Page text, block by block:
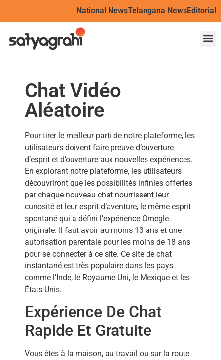
National NewsTelangana NewsEditorial
Chat Vidéo
Aléatoire
Pour tirer le meilleur parti de notre plateforme, les
utilisateurs doivent faire preuve d’ouverture
d’esprit et d’ouverture aux nouvelles expériences.
En explorant notre plateforme, les utilisateurs
découvriront que les possibilités infinies offertes
par chaque nouveau chat nourrissent leur
curiosité et leur esprit d’aventure, le même esprit
spontané qui a défini l’expérience Omegle
originale. Il faut avoir au moins 13 ans et une
autorisation parentale pour les moins de 18 ans
pour se connecter à ce site. Ce site de chat
instantané est très populaire dans les pays
comme l’Inde, le Royaume-Uni, le Mexique et les
États-Unis.
Expérience De Chat
Rapide Et Gratuite
Vous êtes à la maison, au travail ou sur la route